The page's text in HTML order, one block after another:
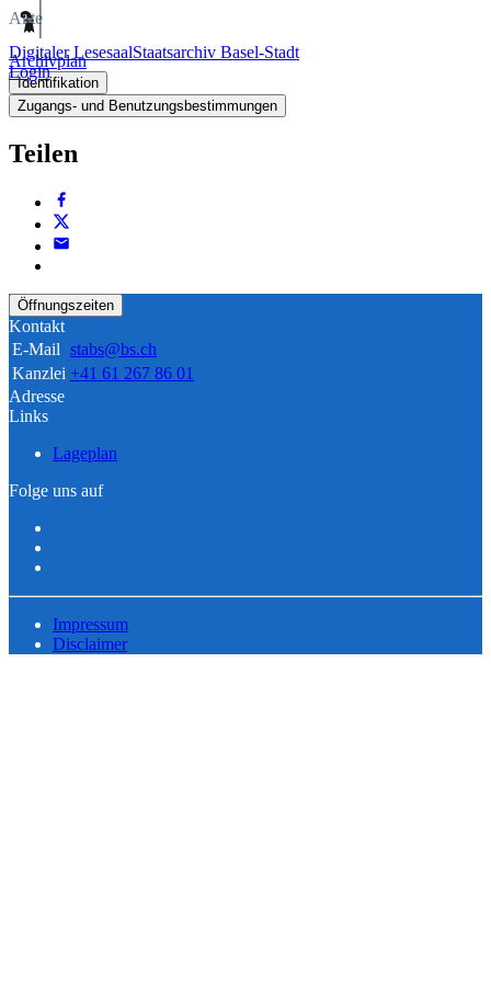
Digitaler LesesaalStaatsarchiv Basel-Stadt
Login
Akte
Archivplan
Identifikation
Zugangs- und Benutzungsbestimmungen
Teilen
Öffnungszeiten
Kontakt
E-Mail stabs@bs.ch
Kanzlei +41 61 267 86 01
Adresse
Links
Lageplan
Folge uns auf
Impressum
Disclaimer